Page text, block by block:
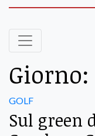
Giorno:
GOLF
Sul green